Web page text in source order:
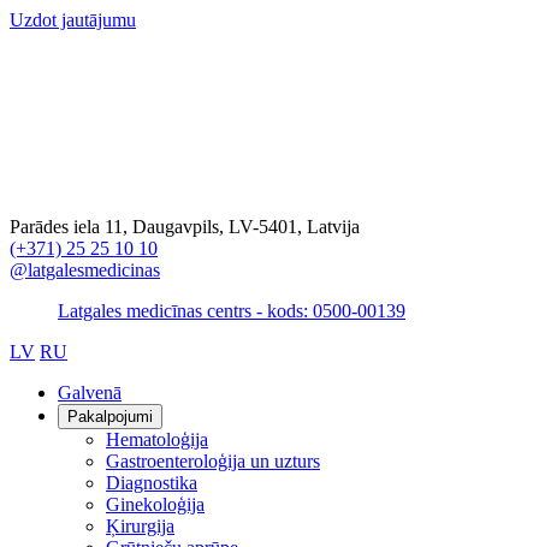
Uzdot jautājumu
Parādes iela 11, Daugavpils, LV-5401, Latvija
(+371) 25 25 10 10
@latgalesmedicinas
Latgales medicīnas centrs - kods: 0500-00139
LV RU
Galvenā
Pakalpojumi
Hematoloģija
Gastroenteroloģija un uzturs
Diagnostika
Ginekoloģija
Ķirurgija